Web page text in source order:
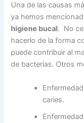
Una de las causas
ya hemos
higiene bucal. No
hacerlo de la forma
puede contribuir al
de bacterias. Otros
caries.